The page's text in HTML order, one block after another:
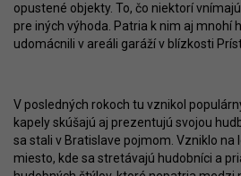
opustené objekty. To, čo niektorí
pre iných výhoda. Patria k nim aj mnohí
udomácnili v areáli garáží v blízkosti
V posledných rokoch tu vznikol
kapely skúšajú aj prezentujú svojou
sa stali v Bratislave pojmom. Vzniklo na
miesto, kde sa stretávajú hudobníci a